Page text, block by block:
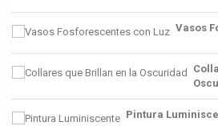
Vasos
Pintura